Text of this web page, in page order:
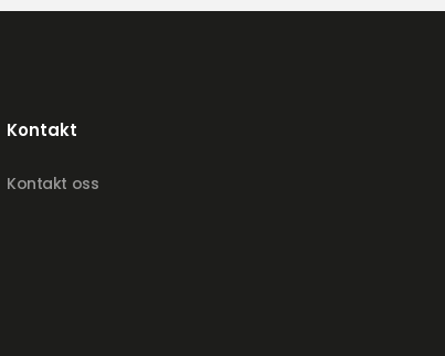
Kontakt
Kontakt oss